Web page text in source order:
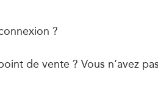
?
de vente ? Vous n’avez